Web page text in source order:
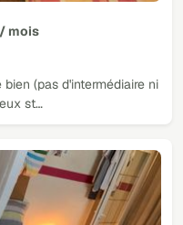
mois
(pas d'intermédiaire ni
st…